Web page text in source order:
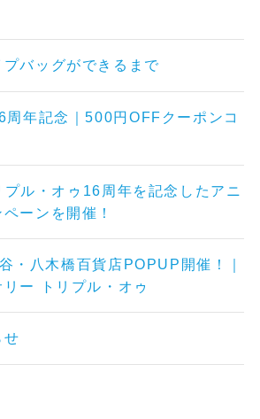
バッグができるまで
周年記念｜500円OFFクーポンコ
プル・オゥ16周年を記念したアニ
ーンを開催！
・八木橋百貨店POPUP開催！｜
ー トリプル・オゥ
せ